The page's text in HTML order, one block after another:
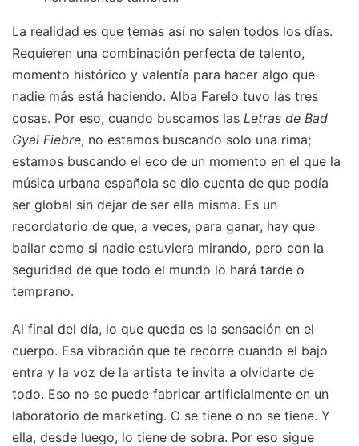
La realidad es que temas así no salen todos los días.
Requieren una combinación perfecta de talento,
momento histórico y valentía para hacer algo que
nadie más está haciendo. Alba Farelo tuvo las tres
cosas. Por eso, cuando buscamos las Letras de Bad
Gyal Fiebre, no estamos buscando solo una rima;
estamos buscando el eco de un momento en el que la
música urbana española se dio cuenta de que podía
ser global sin dejar de ser ella misma. Es un
recordatorio de que, a veces, para ganar, hay que
bailar como si nadie estuviera mirando, pero con la
seguridad de que todo el mundo lo hará tarde o
temprano.
Al final del día, lo que queda es la sensación en el
cuerpo. Esa vibración que te recorre cuando el bajo
entra y la voz de la artista te invita a olvidarte de
todo. Eso no se puede fabricar artificialmente en un
laboratorio de marketing. O se tiene o no se tiene. Y
ella, desde luego, lo tiene de sobra. Por eso sigue